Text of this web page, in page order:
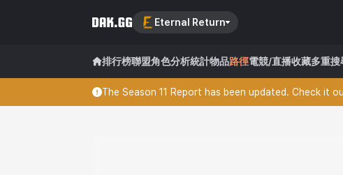
Eternal Return
排行榜聯盟角色分析統計物品路徑電競/直播收藏多重搜
The Season 11 Report has been updated. Check it